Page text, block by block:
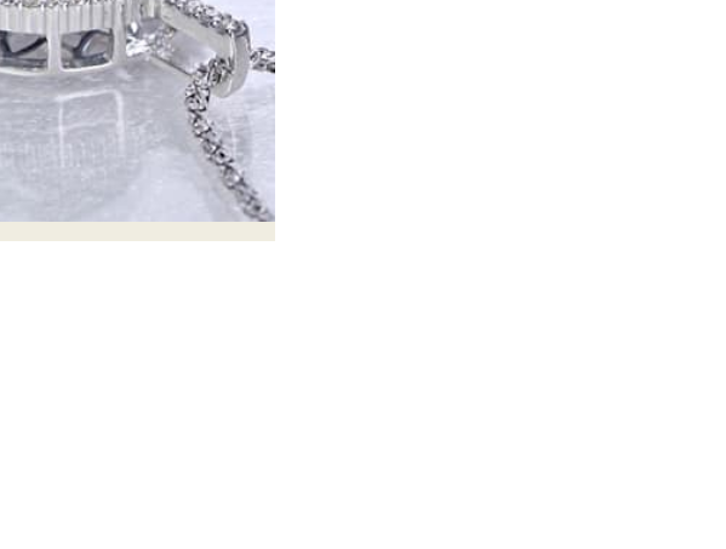
お買い物を続ける